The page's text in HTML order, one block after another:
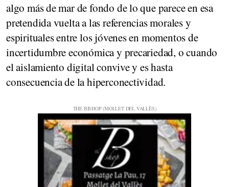
algo más de mar de fondo de lo que parece en esa
pretendida vuelta a las referencias morales y
espirituales entre los jóvenes en momentos de
incertidumbre económica y precariedad, o cuando
el aislamiento digital convive y es hasta
consecuencia de la hiperconectividad.